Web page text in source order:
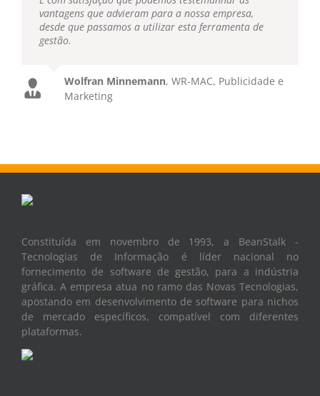
vantagens que advieram para a nossa empresa,
desde que passamos a utilizar esta ferramenta de
gestão.
Wolfran Minnemann, WR-MAC, Publicidade e
Marketing
Constituída em novembro de 1993, a BeanStalk -
Tecnologias de Informação é líder nacional no
fornecimento de software de gestão, para a indústria
gráfica. A empresa atua no ramo das Novas Tecnologias,
apostando em desenvolvimento de software para nichos
de mercado específicos, compatível com diferentes
plataformas.